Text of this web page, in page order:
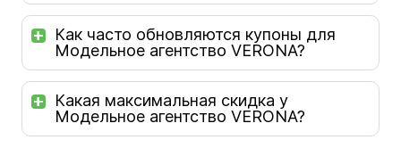
Как часто обновляются купоны для
Модельное агентство VERONA?
Какая максимальная скидка у
Модельное агентство VERONA?